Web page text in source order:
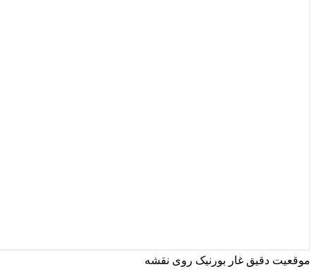
موقعیت دقیق غار بورنیک روی نقشه